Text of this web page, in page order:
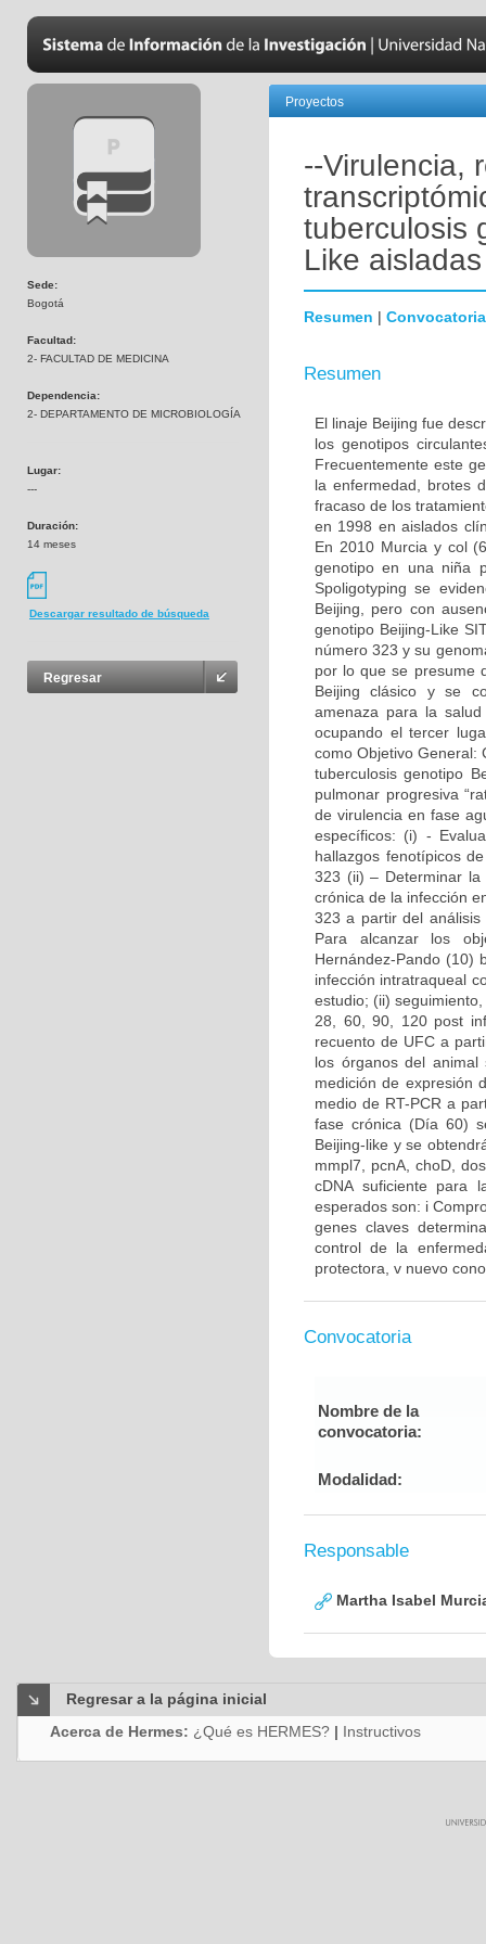
Sede:
Bogotá
Facultad:
2- FACULTAD DE MEDICINA
Dependencia:
2- DEPARTAMENTO DE MICROBIOLOGÍA
Lugar:
---
Duración:
14 meses
Descargar resultado de búsqueda
Regresar
Proyectos
--Virulencia,
tuberculosis
Like
Resumen | Convocatoria
Resumen
El linaje Beijing fue
los genotipos
Frecuentemente este
la enfermedad, brotes
fracaso de los
en 1998 en aislados
En 2010 Murcia y col
genotipo en una niña
Spoligotyping se
Beijing, pero con
genotipo Beijing-Like
número 323 y su
por lo que se presume
Beijing clásico y se
amenaza para la
ocupando el tercer
como Objetivo General:
tuberculosis genotipo
pulmonar progresiva
de virulencia en fase
específicos: (i) -
hallazgos fenotípicos
323 (ii) – Determinar la
crónica de la infección
323 a partir del análisis
Para alcanzar los
Hernández-Pando (10)
infección intratraqueal
estudio; (ii)
28, 60, 90, 120 post
recuento de UFC a
los órganos del animal
medición de expresión
medio de RT-PCR a
fase crónica (Día 60)
Beijing-like y se
mmpl7, pcnA, choD,
cDNA suficiente para
esperados son: i
genes claves
control de la
protectora, v nuevo
Convocatoria
Nombre de la
convocatoria:
Modalidad:
Responsable
Martha Isabel
Regresar a la página inicial
Acerca de Hermes: ¿Qué es HERMES? | Instructivos